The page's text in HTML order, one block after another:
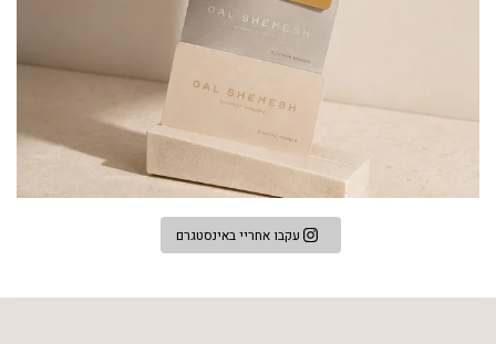
עקבו אחריי באינסטגרם